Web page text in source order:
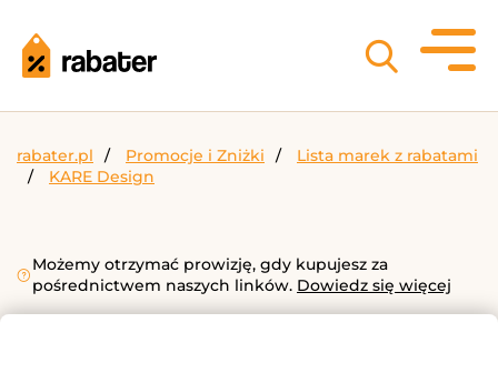
rabater.pl Promocje i Zniżki
Lista marek z rabatami
KARE Design
Możemy otrzymać prowizję, gdy kupujesz za
pośrednictwem naszych linków. Dowiedz się więcej